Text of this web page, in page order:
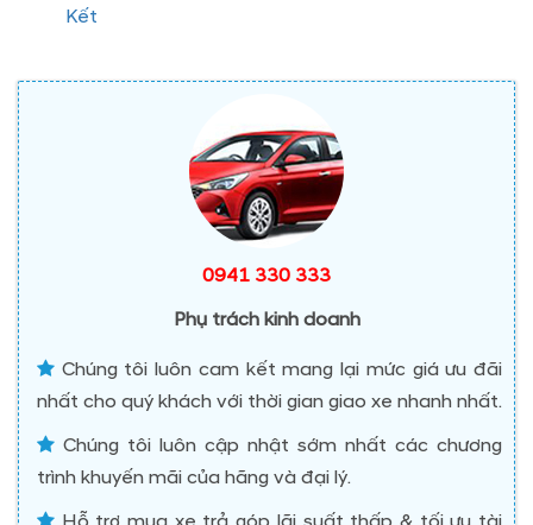
Kết
0941 330 333
Phụ trách kinh doanh
Chúng tôi luôn cam kết mang lại mức giá ưu đãi
nhất cho quý khách với thời gian giao xe nhanh nhất.
Chúng tôi luôn cập nhật sớm nhất các chương
trình khuyến mãi của hãng và đại lý.